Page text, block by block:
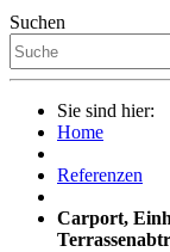
Suchen
Sie sind hier:
Home
Referenzen
Carport,